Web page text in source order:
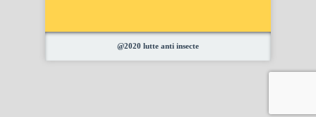
@2020 lutte anti insecte